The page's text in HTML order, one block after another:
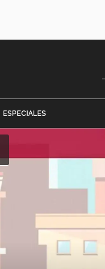
ESPECIALES